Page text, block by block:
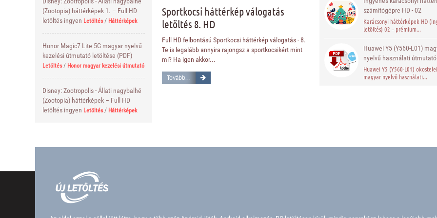
(Zootopia) háttérképek 1. – Full HD
letöltés ingyen Letöltés/ Háttérképek
Honor Magic7 Lite 5G magyar nyelvű
kezelési útmutató letöltése (PDF)
Letöltés/ Honor magyar kezelési útmutató
Disney: Zootropolis - Állati nagybalhé
(Zootopia) háttérképek – Full HD
letöltés ingyen Letöltés/ Háttérképek
Sportkocsi háttérkép válogatás
letöltés 8. HD
Full HD felbontású Sportkocsi háttérkép válogatás - 8.
Te is legalább annyira rajongsz a sportkocsikért mint
mi? Ha igen akkor...
Tovább...
számítógépre HD - 02
Karácsonyi háttérképek HD
letöltés) 02 – prémium...
Huawei Y5 (Y560-L01)
nyelvű használati útmutató
Huawei Y5 (Y560-L01)
magyar nyelvű használati...